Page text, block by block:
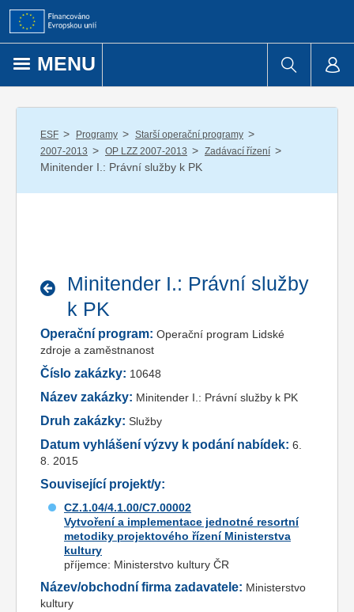
Přejít k obsahu
MENU
ESF / Programy / Starší operační programy /
2007-2013 / OP LZZ 2007-2013 / Zadávací řízení /
Minitender I.: Právní služby k PK
Minitender I.: Právní služby
k PK
Operační program: Operační program Lidské
zdroje a zaměstnanost
Číslo zakázky: 10648
Název zakázky: Minitender I.: Právní služby k PK
Druh zakázky: Služby
Datum vyhlášení výzvy k podání nabídek: 6.
8. 2015
Související projekt/y:
CZ.1.04/4.1.00/C7.00002
Vytvoření a implementace jednotné resortní
metodiky projektového řízení Ministerstva
kultury
příjemce: Ministerstvo kultury ČR
Název/obchodní firma zadavatele: Ministerstvo
kultury